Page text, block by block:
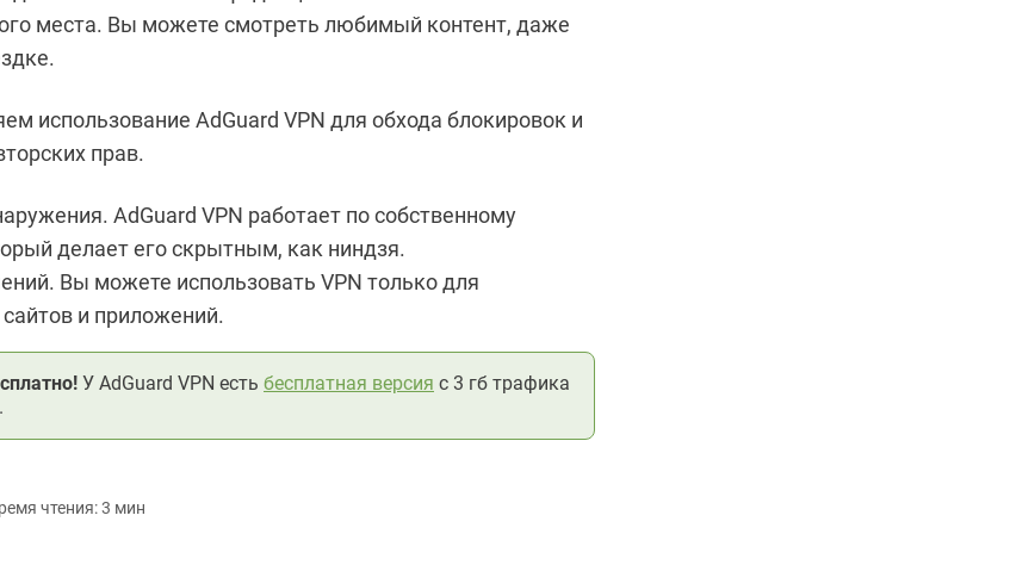
места. Вы можете смотреть любимый контент, даже
использование AdGuard VPN для обхода блокировок и
прав.
AdGuard VPN работает по собственному
делает его скрытным, как ниндзя.
Вы можете использовать VPN только для
и приложений.
У AdGuard VPN есть бесплатная версия с 3 гб трафика
чтения: 3 мин